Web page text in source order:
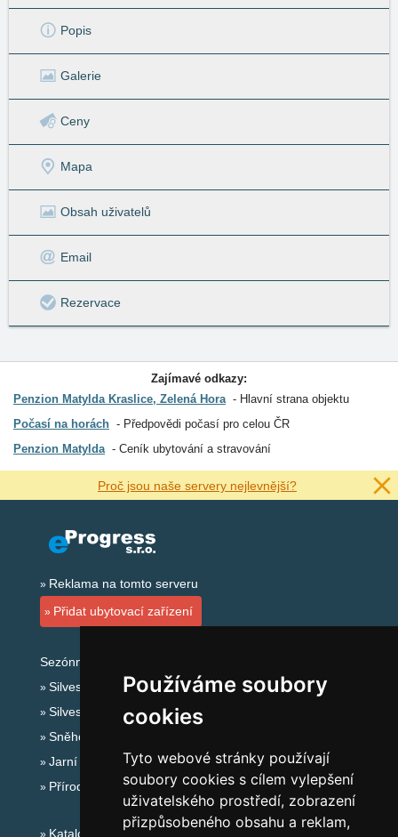
Používáme soubory
cookies
Tyto webové stránky používají
soubory cookies s cílem vylepšení
uživatelského prostředí, zobrazení
přizpůsobeného obsahu a reklam,
Popis
Galerie
Ceny
Mapa
Obsah uživatelů
Email
Rezervace
Zajímavé odkazy:
Penzion Matylda Kraslice, Zelená Hora
Hlavní strana objektu
Počasí na horách
Předpovědi počasí pro celou ČR
Penzion Matylda
Ceník ubytování a stravování
Proč jsou naše servery nejlevnější?
Reklama na tomto serveru
Přidat ubytovací zařízení
Sezónní odkazy:
Silvester Krušné hory
Silvestr na horách 2025/26
Sněhové zpravodajství
Jarní prázdniny 2027
Přírodní koupaliště
Katalog ubytování Krušné hory